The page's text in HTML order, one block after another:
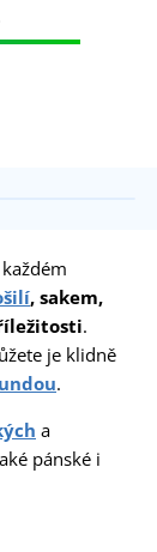
, sakem,
.
je klidně
.
a
pánské i